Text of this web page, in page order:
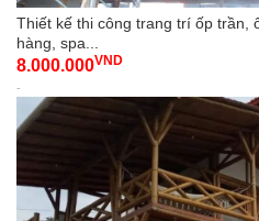
Thiết kế thi công trang trí ốp trần,
hàng, spa...
8.000.000VND
-